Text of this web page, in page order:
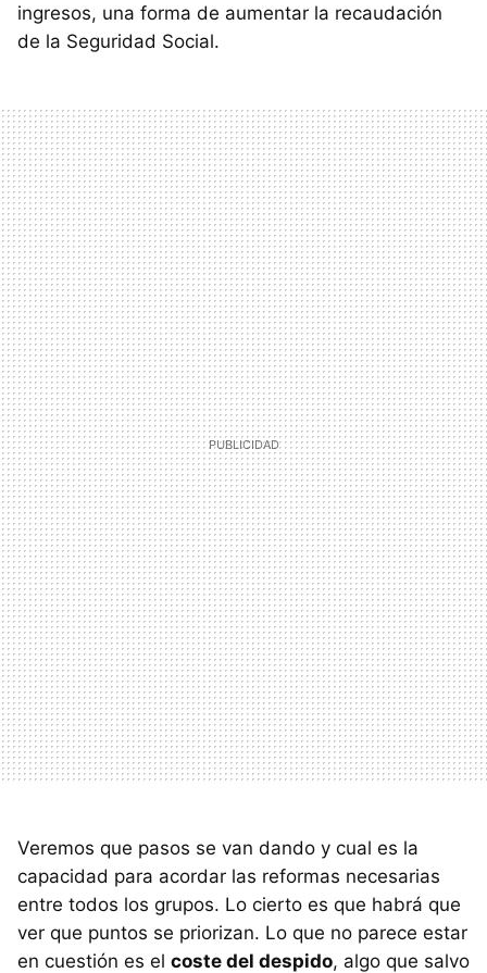
ingresos, una forma de aumentar la recaudación
de la Seguridad Social.
Veremos que pasos se van dando y cual es la
capacidad para acordar las reformas necesarias
entre todos los grupos. Lo cierto es que habrá que
ver que puntos se priorizan. Lo que no parece estar
en cuestión es el coste del despido, algo que salvo